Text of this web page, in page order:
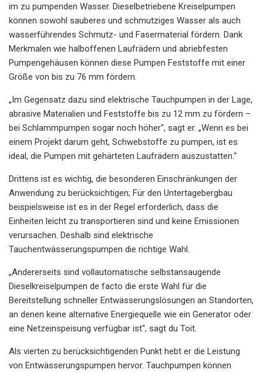
im zu pumpenden Wasser. Dieselbetriebene Kreiselpumpen
können sowohl sauberes und schmutziges Wasser als auch
wasserführendes Schmutz- und Fasermaterial fördern. Dank
Merkmalen wie halboffenen Laufrädern und abriebfesten
Pumpengehäusen können diese Pumpen Feststoffe mit einer
Größe von bis zu 76 mm fördern.
„Im Gegensatz dazu sind elektrische Tauchpumpen in der Lage,
abrasive Materialien und Feststoffe bis zu 12 mm zu fördern –
bei Schlammpumpen sogar noch höher“, sagt er. „Wenn es bei
einem Projekt darum geht, Schwebstoffe zu pumpen, ist es
ideal, die Pumpen mit gehärteten Laufrädern auszustatten.“
Drittens ist es wichtig, die besonderen Einschränkungen der
Anwendung zu berücksichtigen; Für den Untertagebergbau
beispielsweise ist es in der Regel erforderlich, dass die
Einheiten leicht zu transportieren sind und keine Emissionen
verursachen. Deshalb sind elektrische
Tauchentwässerungspumpen die richtige Wahl.
„Andererseits sind vollautomatische selbstansaugende
Dieselkreiselpumpen de facto die erste Wahl für die
Bereitstellung schneller Entwässerungslösungen an Standorten,
an denen keine alternative Energiequelle wie ein Generator oder
eine Netzeinspeisung verfügbar ist“, sagt du Toit.
Als vierten zu berücksichtigenden Punkt hebt er die Leistung
von Entwässerungspumpen hervor. Tauchpumpen können